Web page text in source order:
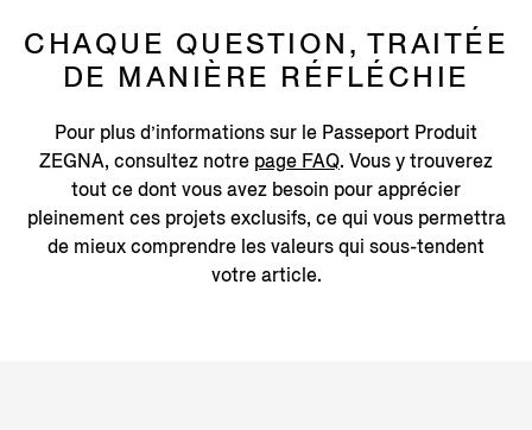
CHAQUE QUESTION, TRAITÉE
DE MANIÈRE RÉFLÉCHIE
Pour plus d’informations sur le Passeport Produit
ZEGNA, consultez notre page FAQ. Vous y trouverez
tout ce dont vous avez besoin pour apprécier
pleinement ces projets exclusifs, ce qui vous permettra
de mieux comprendre les valeurs qui sous-tendent
votre article.